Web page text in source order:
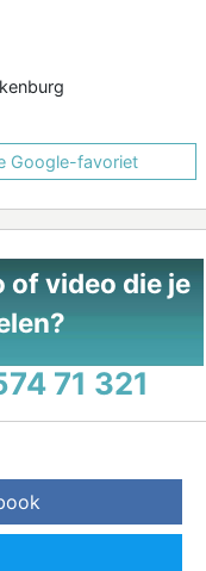
Google-favoriet
of video die je
71 321